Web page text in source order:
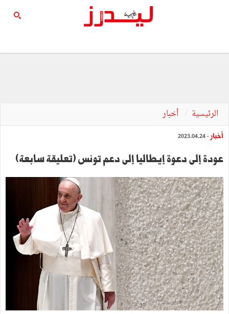
الرئيسية أخبار
أخبار - 2023.04.24
عودة إلى دعوة إيطاليا إلى دعم تونس (تعليقة سابعة)